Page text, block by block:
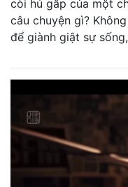
còi hú gấp của một
câu chuyện gì?
để giành giật sự